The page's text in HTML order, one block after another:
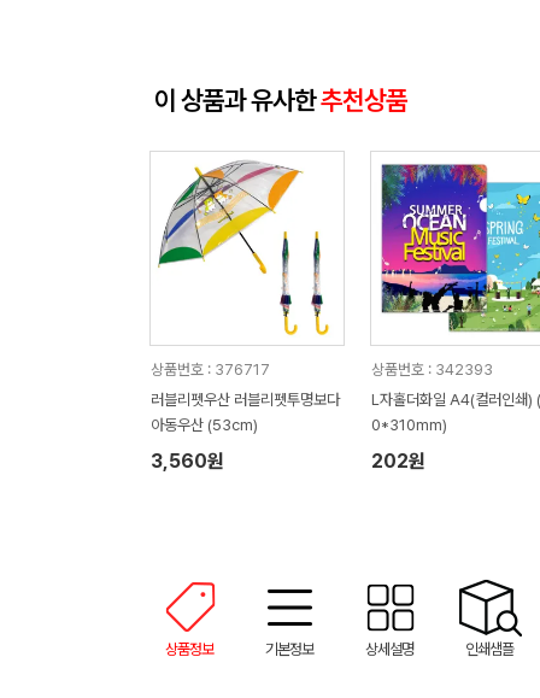
이 상품과 유사한추천상품
상품번호 : 376717
러블리펫우산 러블리펫투명보다
아동우산 (53cm)
3,560원
상품번호 : 342393
L자홀더화일 A4(컬러인쇄)
0*310mm)
202원
상품정보 기본정보 상세설명 인쇄샘플